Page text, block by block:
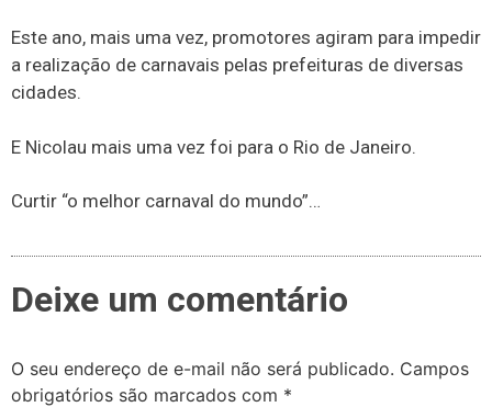
Este ano, mais uma vez, promotores agiram para impedir
a realização de carnavais pelas prefeituras de diversas
cidades.
E Nicolau mais uma vez foi para o Rio de Janeiro.
Curtir “o melhor carnaval do mundo”…
Deixe um comentário
O seu endereço de e-mail não será publicado. Campos
obrigatórios são marcados com *